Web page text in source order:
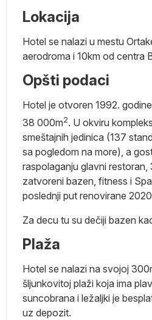
Lokacija
Hotel se nalazi u mestu
aerodroma i 10km od centra
Opšti podaci
Hotel je otvoren 1992.
38 000m2. U okviru
smeštajnih jedinica (137
sa pogledom na more), a
raspolaganju glavni restoran,
zatvoreni bazen, fitness i
poslednji put renovirane
Za decu tu su dečiji bazen
Plaža
Hotel se nalazi na svojoj
šljunkovitoj plaži koja ima
suncobrana i ležaljki je
uz depozit.